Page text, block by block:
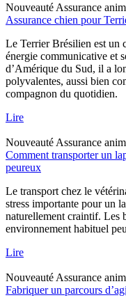
Nouveauté Assurance
Assurance chien pour
Le Terrier Brésilien est un
énergie communicative et
d’Amérique du Sud, il a
polyvalentes, aussi bien
compagnon du quotidien.
Lire
Nouveauté Assurance
Comment transporter un
peureux
Le transport chez le
stress importante pour un
naturellement craintif. Les
environnement habituel
Lire
Nouveauté Assurance
Fabriquer un parcours